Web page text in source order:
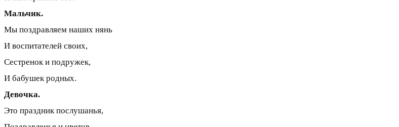
Мальчик.
Мы поздравляем наших нянь
И воспитателей своих,
Сестренок и подружек,
И бабушек родных.
Девочка.
Это праздник послушанья,